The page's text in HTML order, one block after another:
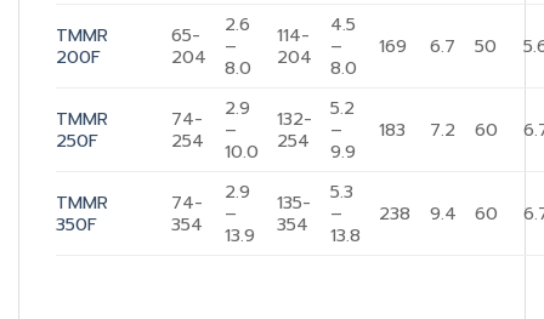
TMMR
200F
65-
204
2.6
–
8.0
114-
204
4.5
–
8.0
169 6.7 50
TMMR
250F
74-
254
2.9
–
10.0
132-
254
5.2
–
9.9
183 7.2 60
TMMR
350F
74-
354
2.9
–
13.9
135-
354
5.3
–
13.8
238 9.4 60